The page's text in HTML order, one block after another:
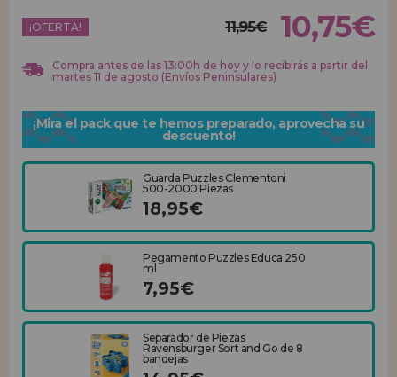
REGISTRO DISTRIBUIDOR
¡OFERTA! 11,95€ 10,75€
Compra antes de las 13:00h de hoy y lo recibirás a partir del
martes 11 de agosto (Envíos Peninsulares)
¡Mira el pack que te hemos preparado, aprovecha su
descuento!
Guarda Puzzles Clementoni
500-2000 Piezas
18,95€
Pegamento Puzzles Educa 250
ml
7,95€
Separador de Piezas
Ravensburger Sort and Go de 8
bandejas